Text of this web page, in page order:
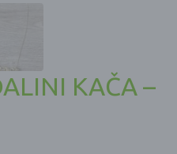
KAČA –